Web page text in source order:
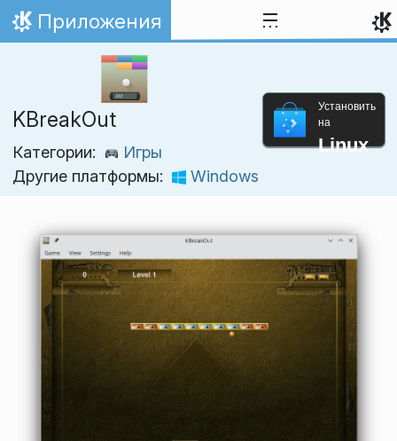
Перейти к содержимому
На главную
Приложения
KBreakOut
Категории:
Игры
Другие платформы:
Windows
Установить
на
Linux